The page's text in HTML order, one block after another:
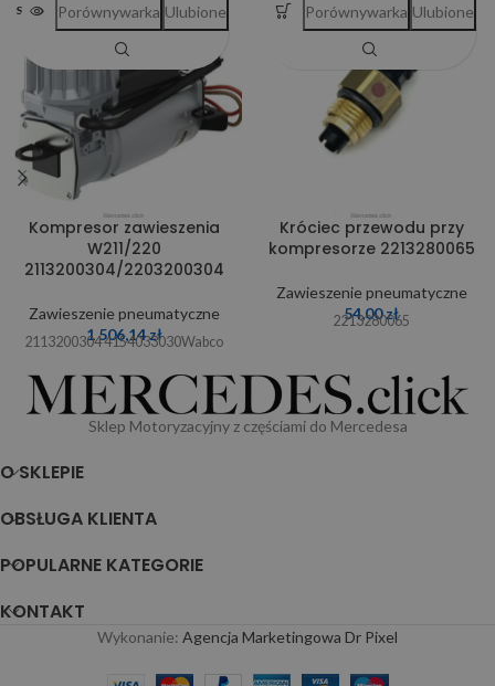
SOLD OUT
Kompresor zawieszenia
W211/220
2113200304/2203200304
Zawieszenie pneumatyczne
1 506,14zł
2113200304 4154033030Wabco
Porównywarka Ulubione
Króciec przewodu przy
kompresorze 2213280065
Zawieszenie pneumatyczne
54,00zł
2213280065
Porównywarka Ulubione
Sklep Motoryzacyjny z częściami do Mercedesa
O SKLEPIE
OBSŁUGA KLIENTA
POPULARNE KATEGORIE
KONTAKT
Wykonanie: Agencja Marketingowa Dr Pixel